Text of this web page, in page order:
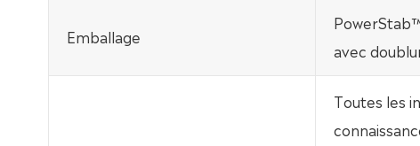
Emballage
avec
Toutes les